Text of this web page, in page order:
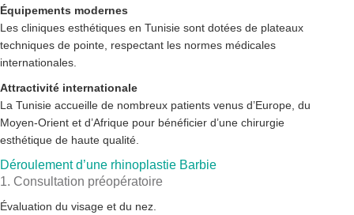
Équipements modernes
Les cliniques esthétiques en Tunisie sont dotées de plateaux
techniques de pointe, respectant les normes médicales
internationales.
Attractivité internationale
La Tunisie accueille de nombreux patients venus d’Europe, du
Moyen-Orient et d’Afrique pour bénéficier d’une chirurgie
esthétique de haute qualité.
Déroulement d’une rhinoplastie Barbie
1. Consultation préopératoire
Évaluation du visage et du nez.